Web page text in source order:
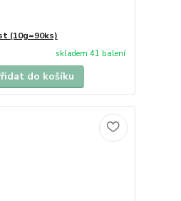
(10g=90ks)
skladem 41 balení
do košíku